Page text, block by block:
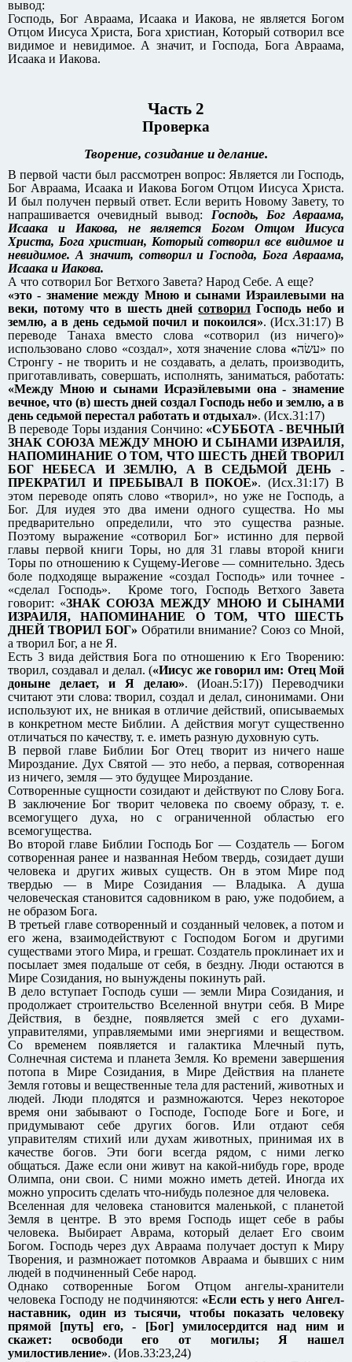
вывод:
Господь, Бог Авраама, Исаака и Иакова, не является Богом
Отцом Иисуса Христа, Бога христиан, Который сотворил все
видимое и невидимое. А значит, и Господа, Бога Авраама,
Исаака и Иакова.
Часть 2
Проверка
Творение, созидание и делание.
В первой части был рассмотрен вопрос: Является ли Господь,
Бог Авраама, Исаака и Иакова Богом Отцом Иисуса Христа.
И был получен первый ответ. Если верить Новому Завету, то
напрашивается очевидный вывод: Господь, Бог Авраама,
Исаака и Иакова, не является Богом Отцом Иисуса
Христа, Бога христиан, Который сотворил все видимое и
невидимое. А значит, сотворил и Господа, Бога Авраама,
Исаака и Иакова.
А что сотворил Бог Ветхого Завета? Народ Себе. А еще?
«это - знамение между Мною и сынами Израилевыми на
веки, потому что в шесть днейсотворил Господь небо и
землю, а в день седьмой почил и покоился». (Исх.31:17) В
переводе Танаха вместо слова «сотворил (из ничего)»
использовано слово «создал», хотя значение слова «עשׂה‎» по
Стронгу - не творить и не создавать, а делать, производить,
приготавливать, совершать, исполнять, заниматься, работать:
«Между Мною и сынами Исраэйлевыми она - знамение
вечное, что (в) шесть дней создал Господь небо и землю, а в
день седьмой перестал работать и отдыхал». (Исх.31:17)
В переводе Торы издания Сончино: «СУББОТА - ВЕЧНЫЙ
ЗНАК СОЮЗА МЕЖДУ МНОЮ И СЫНАМИ ИЗРАИЛЯ,
НАПОМИНАНИЕ О ТОМ, ЧТО ШЕСТЬ ДНЕЙ ТВОРИЛ
БОГ НЕБЕСА И ЗЕМЛЮ, А В СЕДЬМОЙ ДЕНЬ -
ПРЕКРАТИЛ И ПРЕБЫВАЛ В ПОКОЕ». (Исх.31:17) В
этом переводе опять слово «творил», но уже не Господь, а
Бог. Для иудея это два имени одного существа. Но мы
предварительно определили, что это существа разные.
Поэтому выражение «сотворил Бог» истинно для первой
главы первой книги Торы, но для 31 главы второй книги
Торы по отношению к Сущему-Иегове — сомнительно. Здесь
боле подходяще выражение «создал Господь» или точнее -
«сделал Господь». Кроме того, Господь Ветхого Завета
говорит: «ЗНАК СОЮЗА МЕЖДУ МНОЮ И СЫНАМИ
ИЗРАИЛЯ, НАПОМИНАНИЕ О ТОМ, ЧТО ШЕСТЬ
ДНЕЙ ТВОРИЛ БОГ» Обратили внимание? Союз со Мной,
а творил Бог, а не Я.
Есть 3 вида действия Бога по отношению к Его Творению:
творил, создавал и делал. («Иисус же говорил им: Отец Мой
доныне делает, и Я делаю». (Иоан.5:17)) Переводчики
считают эти слова: творил, создал и делал, синонимами. Они
используют их, не вникая в отличие действий, описываемых
в конкретном месте Библии. А действия могут существенно
отличаться по качеству, т. е. иметь разную духовную суть.
В первой главе Библии Бог Отец творит из ничего наше
Мироздание. Дух Святой — это небо, а первая, сотворенная
из ничего, земля — это будущее Мироздание.
Сотворенные сущности созидают и действуют по Слову Бога.
В заключение Бог творит человека по своему образу, т. е.
всемогущего духа, но с ограниченной областью его
всемогущества.
Во второй главе Библии Господь Бог — Создатель — Богом
сотворенная ранее и названная Небом твердь, созидает души
человека и других живых существ. Он в этом Мире под
твердью — в Мире Созидания — Владыка. А душа
человеческая становится садовником в раю, уже подобием, а
не образом Бога.
В третьей главе сотворенный и созданный человек, а потом и
его жена, взаимодействуют с Господом Богом и другими
существами этого Мира, и грешат. Создатель проклинает их и
посылает змея подальше от себя, в бездну. Люди остаются в
Мире Созидания, но вынуждены покинуть рай.
В дело вступает Господь суши — земли Мира Созидания, и
продолжает строительство Вселенной внутри себя. В Мире
Действия, в бездне, появляется змей с его духами-
управителями, управляемыми ими энергиями и веществом.
Со временем появляется и галактика Млечный путь,
Солнечная система и планета Земля. Ко времени завершения
потопа в Мире Созидания, в Мире Действия на планете
Земля готовы и вещественные тела для растений, животных и
людей. Люди плодятся и размножаются. Через некоторое
время они забывают о Господе, Господе Боге и Боге, и
придумывают себе других богов. Или отдают себя
управителям стихий или духам животных, принимая их в
качестве богов. Эти боги всегда рядом, с ними легко
общаться. Даже если они живут на какой-нибудь горе, вроде
Олимпа, они свои. С ними можно иметь детей. Иногда их
можно упросить сделать что-нибудь полезное для человека.
Вселенная для человека становится маленькой, с планетой
Земля в центре. В это время Господь ищет себе в рабы
человека. Выбирает Аврама, который делает Его своим
Богом. Господь через дух Авраама получает доступ к Миру
Творения, и размножает потомков Авраама и бывших с ним
людей в подчиненный Себе народ.
Однако сотворенные Богом Отцом ангелы-хранители
человека Господу не подчиняются: «Если есть у него Ангел-
наставник, один из тысячи, чтобы показать человеку
прямой [путь] его, - [Бог] умилосердится над ним и
скажет: освободи его от могилы; Я нашел
умилостивление». (Иов.33:23,24)